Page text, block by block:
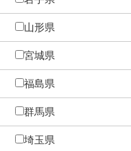
山形県
宮城県
福島県
群馬県
埼玉県